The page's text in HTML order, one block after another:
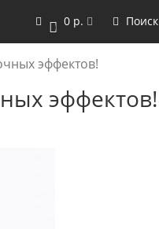
0 0 р. Поиск
эффектов!
эффектов!